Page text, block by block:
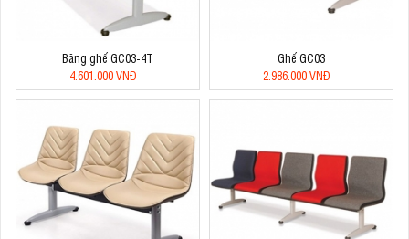
Băng ghế GC03-4T
4.601.000 VNĐ
Ghế GC03
2.986.000 VNĐ